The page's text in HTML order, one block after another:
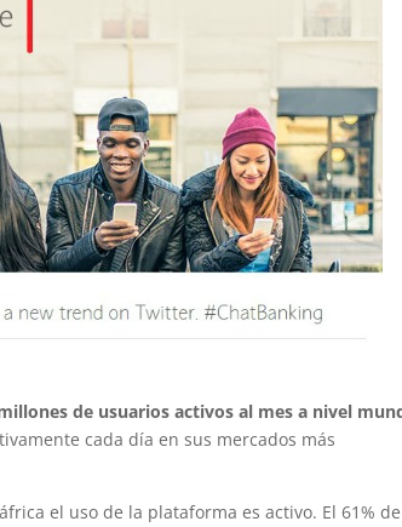
de usuarios activos al mes a nivel
cada día en sus mercados más
el uso de la plataforma es activo. El 61%